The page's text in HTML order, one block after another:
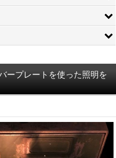
ープレートを使った照明を